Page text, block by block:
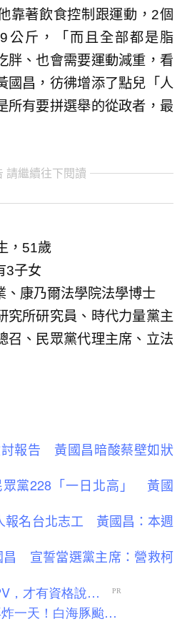
靠著飲食控制跟運動，2個
公斤，「而且全部都是脂
胖、也會需要運動減重，看
國昌，彷彿增添了點兒「人
所有要拼選舉的從政者，最
請繼續往下閱讀
，51歲
3子女
、康乃爾法學院法學博士
究所研究員、時代力量黨主
召、民眾黨代理主席、立法
報告 黃國昌暗酸蔡壁如狀
眾黨228「一日北高」 黃國
報名台北志工 黃國昌：本週
昌 宣誓當選黨主席：營救柯